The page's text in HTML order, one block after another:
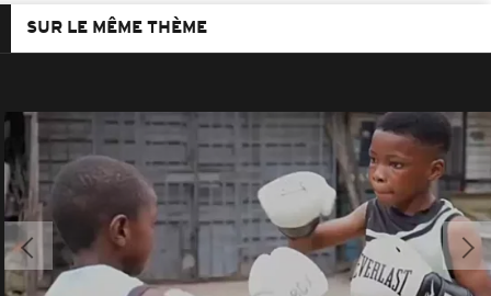
SUR LE MÊME THÈME